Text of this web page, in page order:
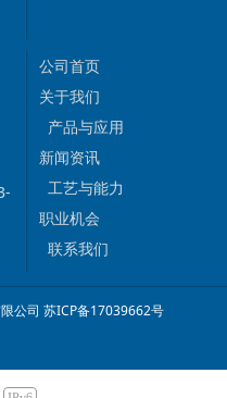
公司首页
关于我们
产品与应用
新闻资讯
工艺与能力
职业机会
联系我们
公司 苏ICP备17039662号